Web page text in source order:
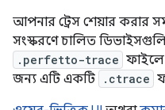
আপনার ট্রেস শেয়ার করার
সংস্করণে চালিত
.perfetto-trace
জন্য এটি একটি
.ctrace